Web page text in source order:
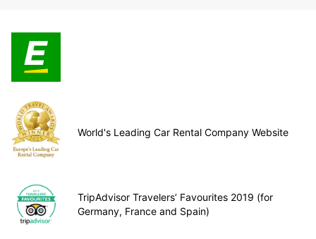
World's Leading Car Rental Company Website
TripAdvisor Travelers’ Favourites 2019 (for
Germany, France and Spain)